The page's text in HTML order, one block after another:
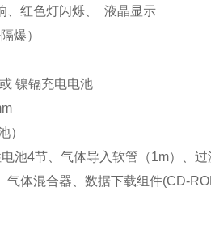
、红色灯闪烁、 液晶显示
爆）
镍镉充电电池
）
池4节、气体导入软管（1m）、
气体混合器、数据下载组件(CD-